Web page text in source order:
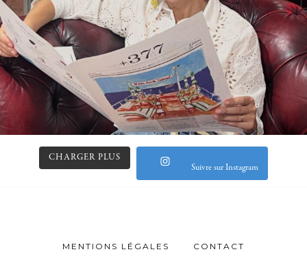
CHARGER PLUS
Suivre sur Instagram
MENTIONS LÉGALES CONTACT